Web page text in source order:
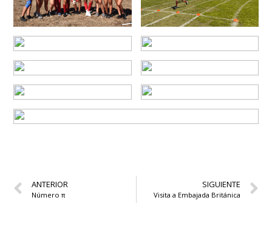
ANTERIOR
Número π
SIGUIENTE
Visita a Embajada Británica